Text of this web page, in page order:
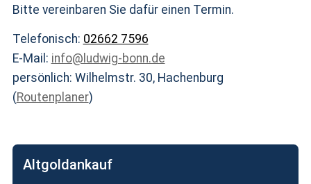
Bitte vereinbaren Sie dafür einen Termin.
Telefonisch: 02662 7596
E-Mail: info@ludwig-bonn.de
persönlich: Wilhelmstr. 30, Hachenburg
(Routenplaner)
Altgoldankauf